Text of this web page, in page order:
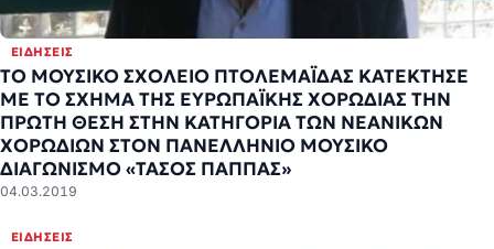
ΕΙΔΉΣΕΙΣ
ΤΟ ΜΟΥΣΙΚΟ ΣΧΟΛΕΙΟ ΠΤΟΛΕΜΑΪΔΑΣ ΚΑΤΕΚΤΗΣΕ
ΜΕ ΤΟ ΣΧΗΜΑ ΤΗΣ ΕΥΡΩΠΑΪΚΗΣ ΧΟΡΩΔΙΑΣ ΤΗΝ
ΠΡΩΤΗ ΘΕΣΗ ΣΤΗΝ ΚΑΤΗΓΟΡΙΑ ΤΩΝ ΝΕΑΝΙΚΩΝ
ΧΟΡΩΔΙΩΝ ΣΤΟΝ ΠΑΝΕΛΛΗΝΙΟ ΜΟΥΣΙΚΟ
ΔΙΑΓΩΝΙΣΜΟ «ΤΑΣΟΣ ΠΑΠΠΑΣ»
04.03.2019
ΕΙΔΉΣΕΙΣ